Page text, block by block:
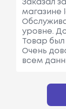
Заказал
магазине
уровне.
Товар был
Очень
всем